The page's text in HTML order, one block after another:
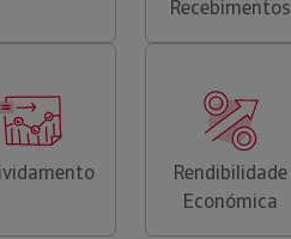
Recebimentos
Rendibilidade
Económica